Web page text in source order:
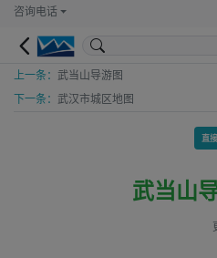
咨询电话
上一条： 武当山导游图
下一条： 武汉市城区地图
直
武当山